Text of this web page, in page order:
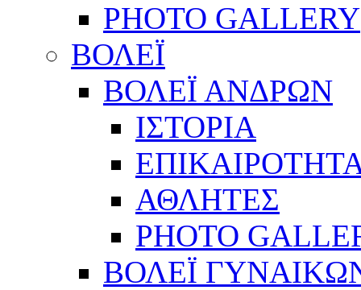
PHOTO GALLERY
ΒΟΛΕΪ
ΒΟΛΕΪ ΑΝΔΡΩΝ
ΙΣΤΟΡΙΑ
ΑΘΛΗΤΕΣ
PHOTO
ΒΟΛΕΪ